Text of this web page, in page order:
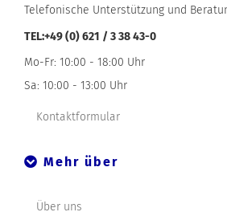
Telefonische Unterstützung und
TEL:+49 (0) 621 / 3 38 43-0
Mo-Fr: 10:00 - 18:00 Uhr
Sa: 10:00 - 13:00 Uhr
Kontaktformular
Mehr über
Über uns